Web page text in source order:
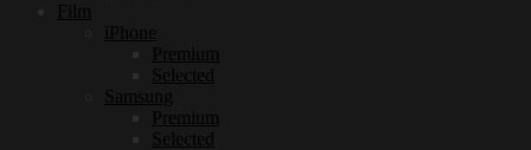
Film
iPhone
Premium
Selected
Samsung
Premium
Selected